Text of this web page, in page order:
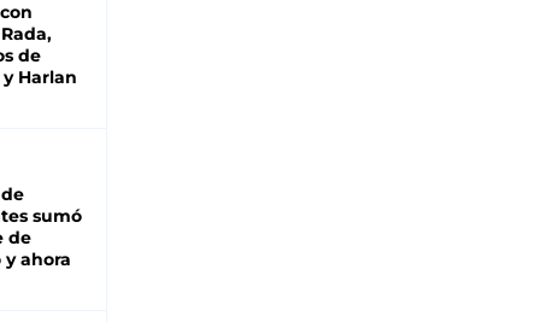
de
Harlan
sumó
de
y ahora